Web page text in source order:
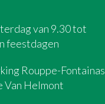
van 9.30 tot
feestdagen
Rouppe-Fontainas
Van Helmont